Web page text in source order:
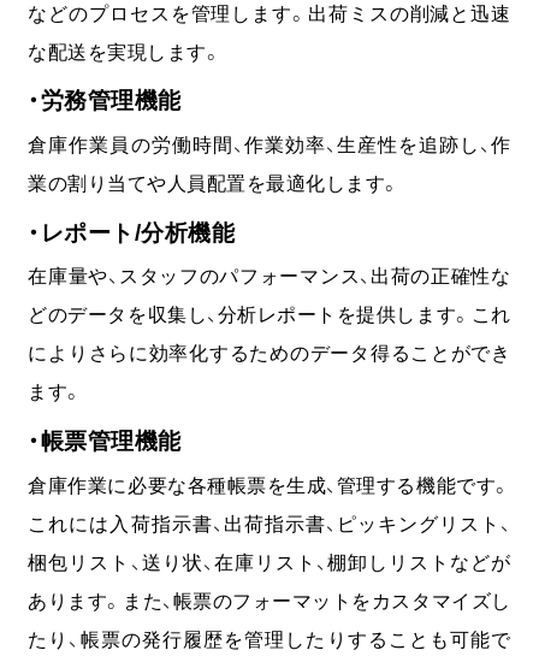
などのプロセスを管理します。出荷ミスの削減と迅速
な配送を実現します。
・労務管理機能
倉庫作業員の労働時間、作業効率、生産性を追跡し、作
業の割り当てや人員配置を最適化します。
・レポート/分析機能
在庫量や、スタッフのパフォーマンス、出荷の正確性な
どのデータを収集し、分析レポートを提供します。これ
によりさらに効率化するためのデータ得ることができ
ます。
・帳票管理機能
倉庫作業に必要な各種帳票を生成、管理する機能です。
これには入荷指示書、出荷指示書、ピッキングリスト、
梱包リスト、送り状、在庫リスト、棚卸しリストなどが
あります。また、帳票のフォーマットをカスタマイズし
たり、帳票の発行履歴を管理したりすることも可能で